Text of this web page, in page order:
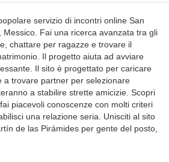
servizio di incontri online San
Messico. Fai una ricerca avanzata tra gli
chattare per ragazze e trovare il
Il progetto aiuta ad avviare
Il sito è progettato per caricare
a trovare partner per selezionare
a stabilire strette amicizie. Scopri
piacevoli conoscenze con molti criteri
una relazione seria. Unisciti al sito
de las Pirámides per gente del posto,